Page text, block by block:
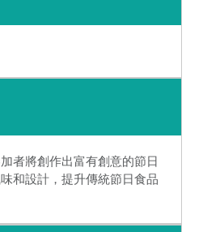
者將創作出富有創意的節日
和設計，提升傳統節日食品